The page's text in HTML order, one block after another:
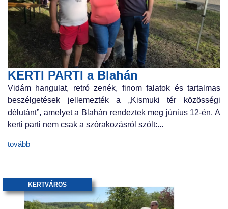
KERTI PARTI a Blahán
Vidám hangulat, retró zenék, finom falatok és tartalmas
beszélgetések jellemezték a „Kismuki tér közösségi
délutánt”, amelyet a Blahán rendeztek meg június 12-én. A
kerti parti nem csak a szórakozásról szólt:...
tovább
KERTVÁROS